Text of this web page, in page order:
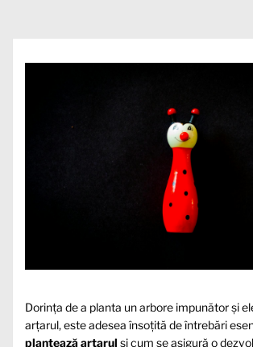
Dorința de a planta un arbore impunător și
arțarul, este adesea însoțită de întrebări
plantează arțarul și cum se asigură o